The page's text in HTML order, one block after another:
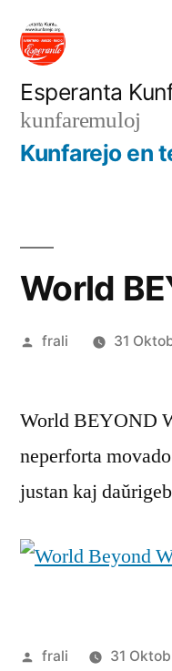
rekte
enhavo
Esperanta
kunfaremuloj
Kunfarejo en
World
Afiŝita
frali 31
World BEYOND
neperforta
justan kaj
Afiŝita
frali
31